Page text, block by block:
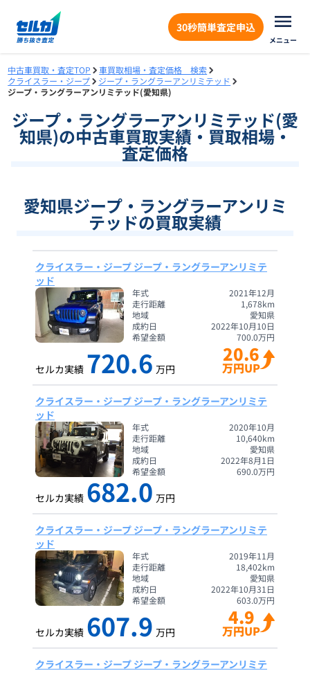
30秒簡単査定申込
メニュー
中古車買取・査定TOP
車買取相場・査定価格 検索
クライスラー・ジープ
ジープ・ラングラーアンリミテッド
ジープ・ラングラーアンリミテッド(愛知県)
ジープ・ラングラーアンリミテッド(愛
知県)の中古車買取実績・買取相場・
査定価格
愛知県ジープ・ラングラーアンリミ
テッドの買取実績
クライスラー・ジープ ジープ・ラングラーアンリミテ
ッド
年式
2021年12月
走行距離
1,678km
地域
愛知県
成約日
2022年10月10日
希望金額
700.0万円
セルカ実績 720.6 万円
20.6
万円UP
クライスラー・ジープ ジープ・ラングラーアンリミテ
ッド
年式
2020年10月
走行距離
10,640km
地域
愛知県
成約日
2022年8月1日
希望金額
690.0万円
セルカ実績 682.0 万円
クライスラー・ジープ ジープ・ラングラーアンリミテ
ッド
年式
2019年11月
走行距離
18,402km
地域
愛知県
成約日
2022年10月31日
希望金額
603.0万円
セルカ実績 607.9 万円
4.9
万円UP
クライスラー・ジープ ジープ・ラングラーアンリミテ